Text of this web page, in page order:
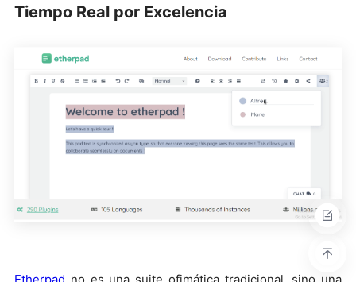
Tiempo Real por Excelencia
Etherpad no es una suite ofimática tradicional, sino una